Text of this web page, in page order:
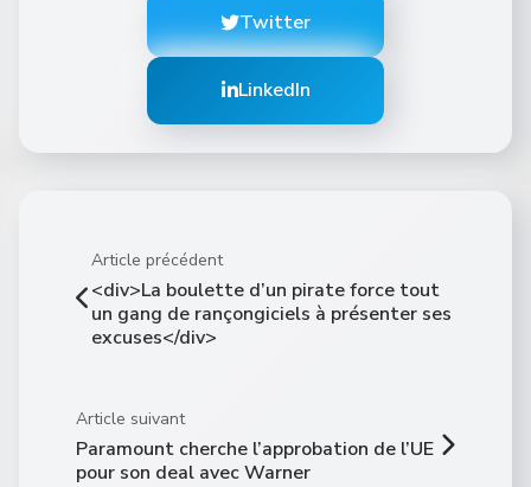
Twitter
LinkedIn
Article précédent
<div>La boulette d’un pirate force tout
un gang de rançongiciels à présenter ses
excuses</div>
Article suivant
Paramount cherche l’approbation de l’UE
pour son deal avec Warner